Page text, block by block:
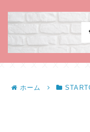
ホーム